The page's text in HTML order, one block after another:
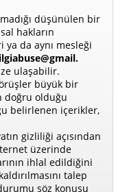
düşünülen bir
hakların
da aynı mesleği
ulaşabilir.
büyük bir
doğru olduğu
belirlenen içerikler,
gizliliği açısından
üzerinde
ihlal edildiğini
talep
söz konusu